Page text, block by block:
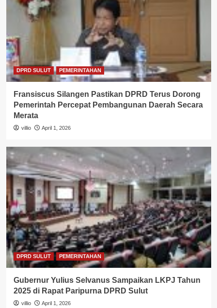
DPRD SULUT PEMERINTAHAN
Fransiscus Silangen Pastikan DPRD Terus Dorong
Pemerintah Percepat Pembangunan Daerah Secara
Merata
villio April 1, 2026
DPRD SULUT PEMERINTAHAN
Gubernur Yulius Selvanus Sampaikan LKPJ Tahun
2025 di Rapat Paripurna DPRD Sulut
villio April 1, 2026